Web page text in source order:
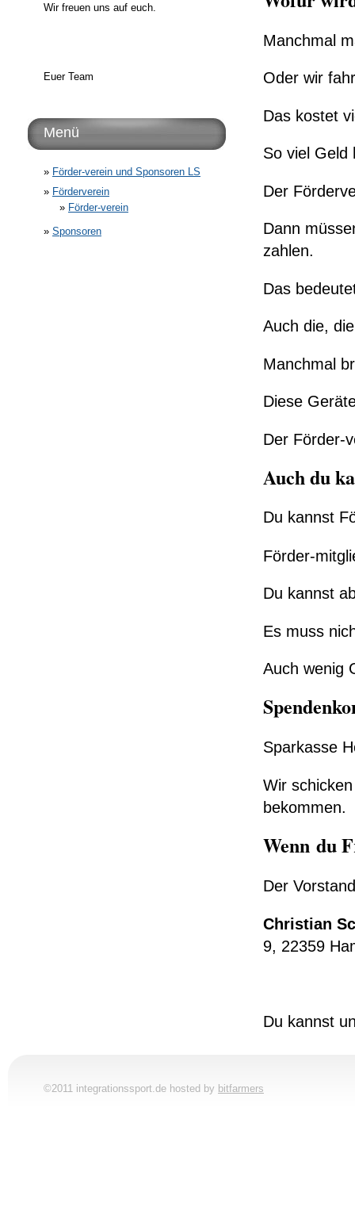
Manchmal
Oder wir
Das kostet
So viel Geld
Der
Dann
zahlen.
Das
Auch die,
Manchmal
Diese
Der Förder-
Auch du
Du kannst
Förder-
Du kannst
Es muss
Auch wenig
Sparkasse
Wir
bekommen.
Wenn du
Der
Christian
9, 22359
Du kannst
Wir freuen uns auf euch.
Euer Team
Menü
Förder-verein und Sponsoren LS
Förderverein
Förder-verein
Sponsoren
©2011 integrationssport.de hosted by bitfarmers